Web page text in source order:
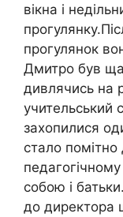
вікна і
прогулянок
Дмитро був
дивлячись на
учительський
захопилися
стало помітно
собою і
до директора